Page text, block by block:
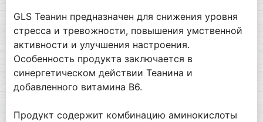
GLS Теанин предназначен для снижения уровня
стресса и тревожности, повышения умственной
активности и улучшения настроения.
Особенность продукта заключается в
синергетическом действии Теанина и
добавленного витамина B6.
Продукт содержит комбинацию аминокислоты